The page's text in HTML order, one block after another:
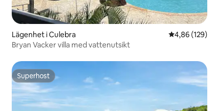
Lägenhet i Culebra 4,86 av 5 i
4,86 (129)
Bryan Vacker villa med vattenutsikt
Superhost
Superhost